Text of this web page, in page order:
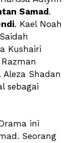
Samad .
. Kael Noah
Kushairi
Shadan
sebagai
ini
Seorang